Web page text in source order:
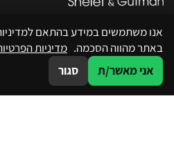
אנו משתמשים במידע בהתאם
באתר מהווה הסכמה. מדיניות
אני מאשר/ת
סגור